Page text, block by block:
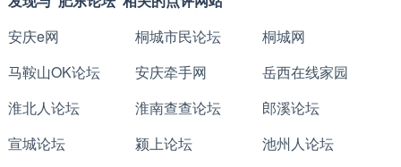
安庆e网
桐城市民论坛
桐城网
马鞍山OK论坛
安庆牵手网
岳西在线家园
淮北人论坛
淮南查查论坛
郎溪论坛
宣城论坛
颍上论坛
池州人论坛